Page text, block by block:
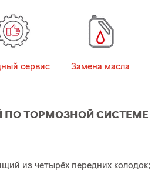
сервис Замена масла
ПО ТОРМОЗНОЙ СИСТЕМЕ
из четырёх передних колодок;